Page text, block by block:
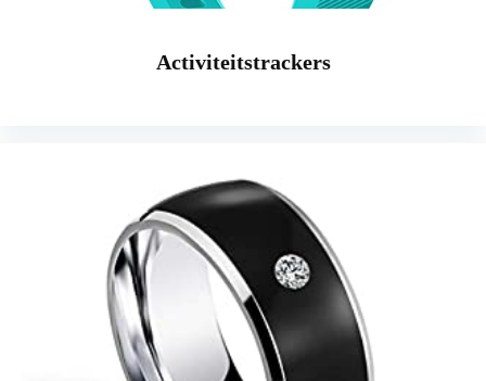
Activiteitstrackers